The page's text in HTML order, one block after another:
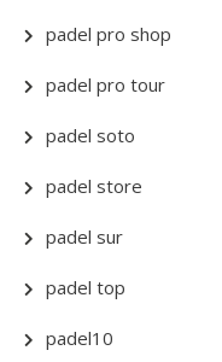
padel pro shop
padel pro tour
padel soto
padel store
padel sur
padel top
padel10